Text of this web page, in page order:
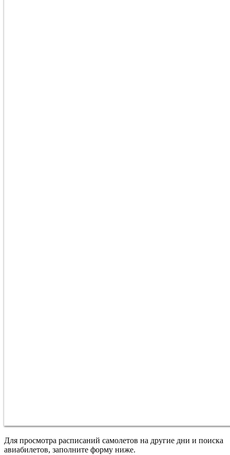
Для просмотра расписаний самолетов на другие дни и поиска
авиабилетов, заполните форму ниже.